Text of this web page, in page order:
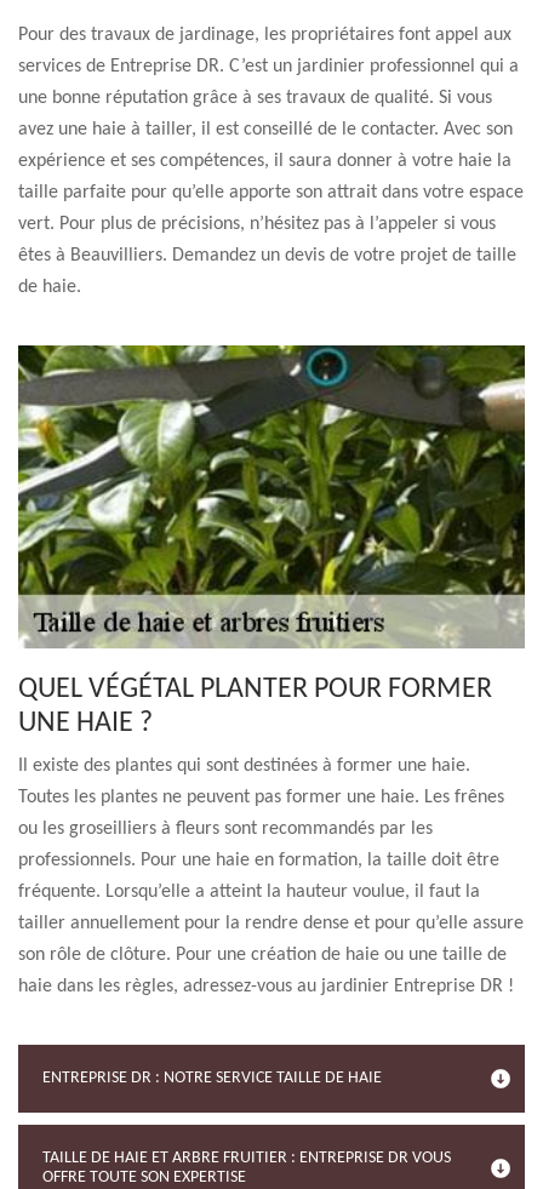
Pour des travaux de jardinage, les propriétaires font appel aux
services de Entreprise DR. C’est un jardinier professionnel qui a
une bonne réputation grâce à ses travaux de qualité. Si vous
avez une haie à tailler, il est conseillé de le contacter. Avec son
expérience et ses compétences, il saura donner à votre haie la
taille parfaite pour qu’elle apporte son attrait dans votre espace
vert. Pour plus de précisions, n’hésitez pas à l’appeler si vous
êtes à Beauvilliers. Demandez un devis de votre projet de taille
de haie.
QUEL VÉGÉTAL PLANTER POUR FORMER
UNE HAIE ?
Il existe des plantes qui sont destinées à former une haie.
Toutes les plantes ne peuvent pas former une haie. Les frênes
ou les groseilliers à fleurs sont recommandés par les
professionnels. Pour une haie en formation, la taille doit être
fréquente. Lorsqu’elle a atteint la hauteur voulue, il faut la
tailler annuellement pour la rendre dense et pour qu’elle assure
son rôle de clôture. Pour une création de haie ou une taille de
haie dans les règles, adressez-vous au jardinier Entreprise DR !
ENTREPRISE DR : NOTRE SERVICE TAILLE DE HAIE
TAILLE DE HAIE ET ARBRE FRUITIER : ENTREPRISE DR VOUS
OFFRE TOUTE SON EXPERTISE